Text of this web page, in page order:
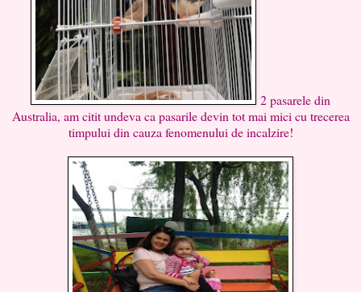
2 pasarele din
Australia, am citit undeva ca pasarile devin tot mai mici cu trecerea
timpului din cauza fenomenului de incalzire!